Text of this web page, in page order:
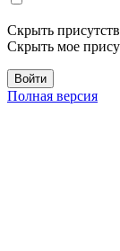
Скрыть
Скрыть мое
Полная версия